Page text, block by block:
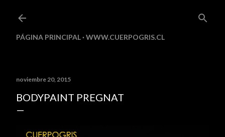
PÁGINA PRINCIPAL WWW.CUERPOGRIS.CL
noviembre 20, 2015
BODYPAINT PREGNAT